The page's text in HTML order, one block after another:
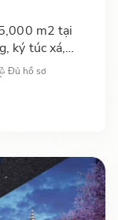
m2 tại
ký túc xá,
trạm điện
Đủ hồ sơ